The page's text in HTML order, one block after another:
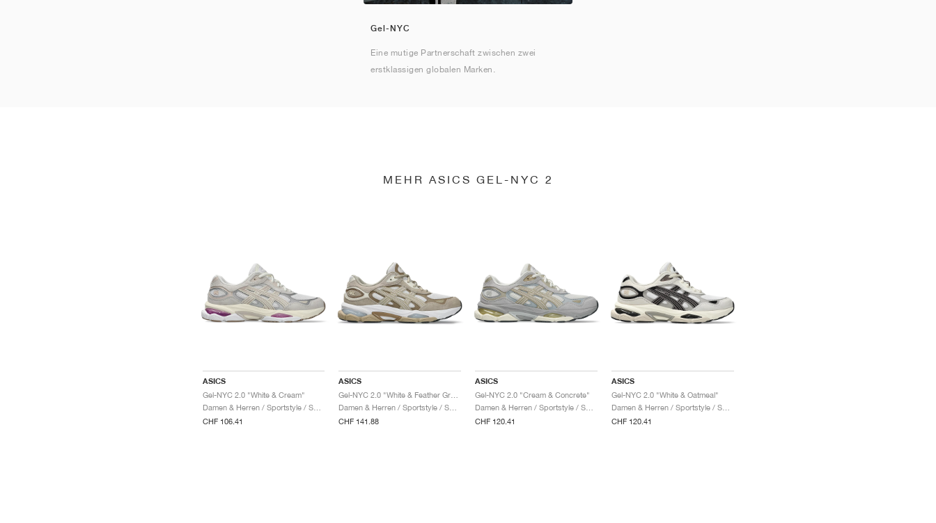
Gel-NYC
Eine mutige Partnerschaft zwischen zwei
erstklassigen globalen Marken.
MEHR ASICS GEL-NYC 2
ASICS
Gel-NYC 2.0 "White & Cream"
Damen & Herren / Sportstyle / Schuhe
CHF 106.41
ASICS
CHF 141.88
ASICS
Gel-NYC 2.0 "Cream & Concrete"
CHF 120.41
ASICS
Gel-NYC 2.0 "White & Oatmeal"
Damen & Herren / Sportstyle / Schuhe
CHF 120.41